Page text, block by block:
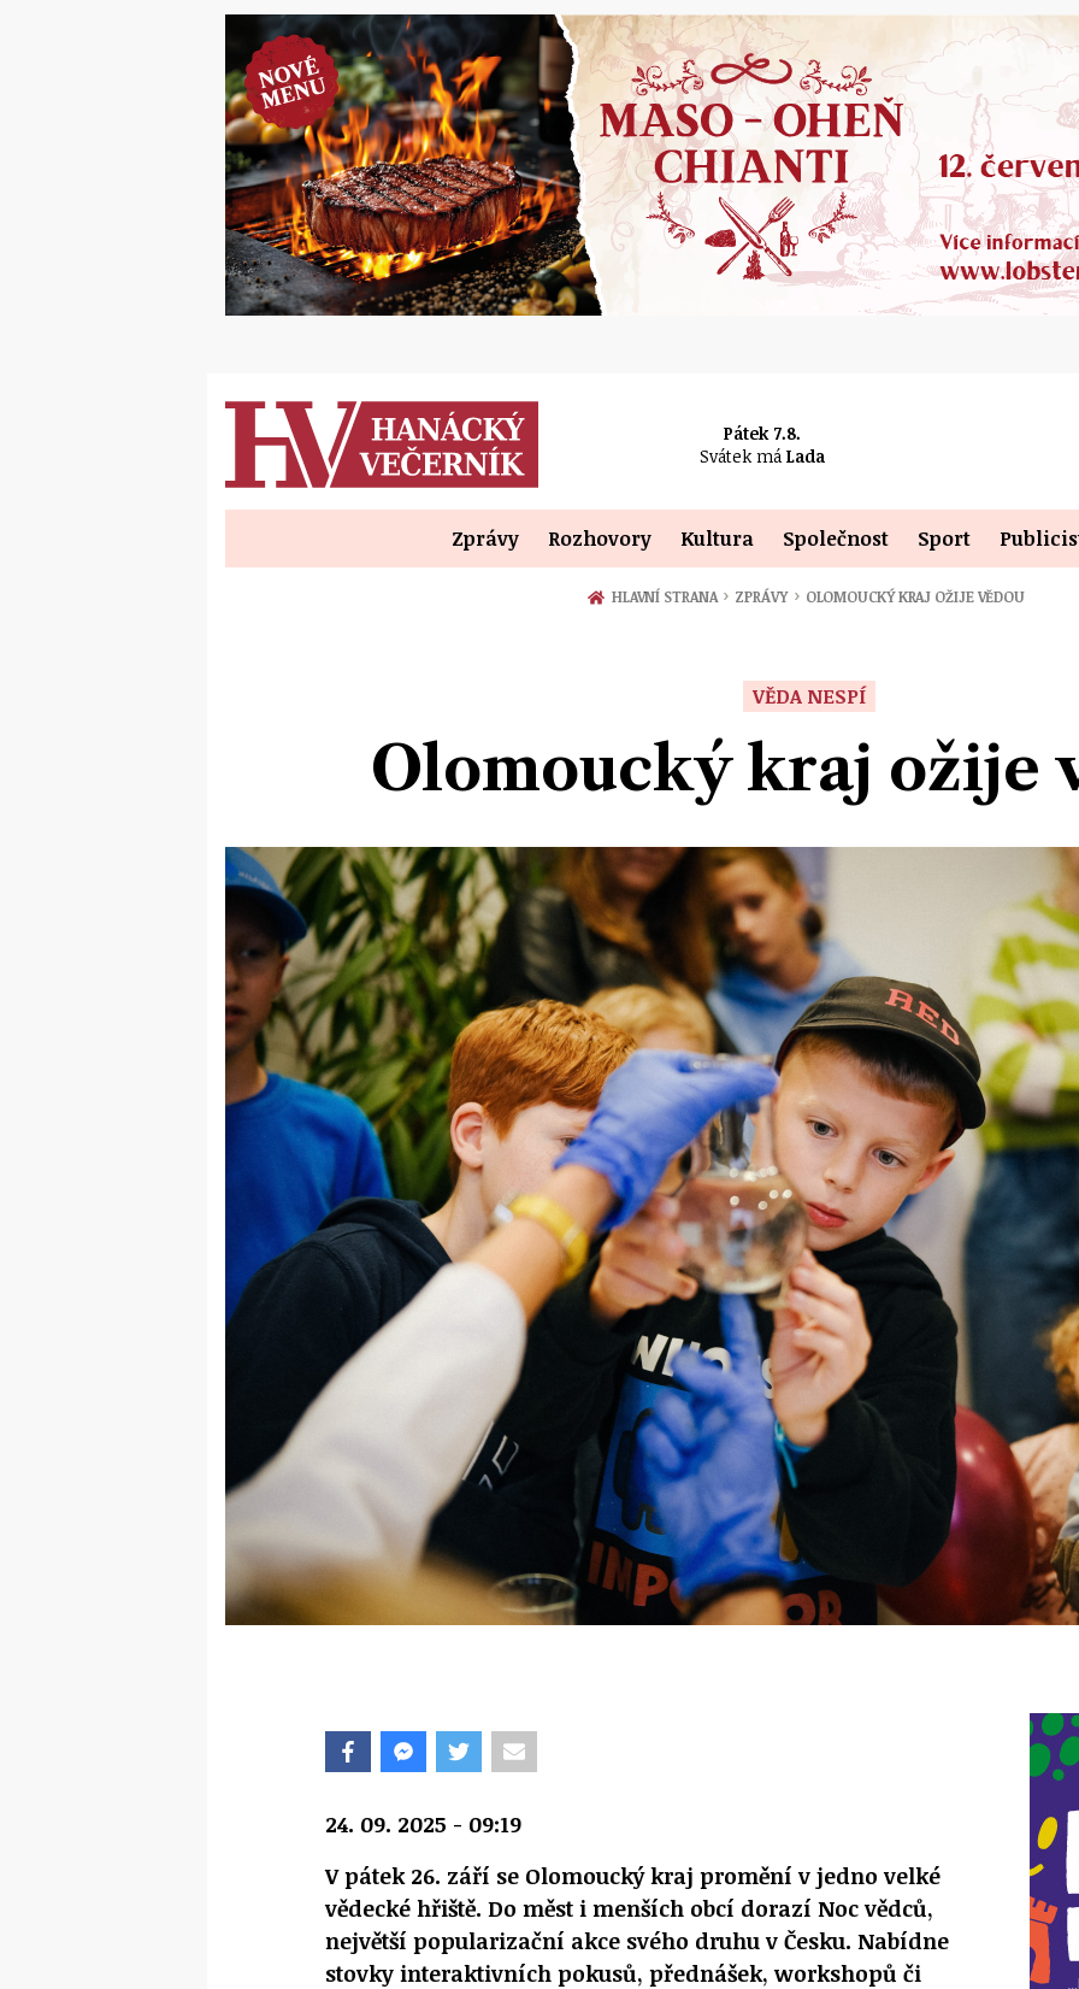
Pátek 7.8.
Svátek má Lada
Zprávy Rozhovory Kultura Společnost Sport
HLAVNÍ STRANA › ZPRÁVY › OLOMOUCKÝ KRAJ OŽIJE VĚDOU
VĚDA NESPÍ
Olomoucký kraj ožije
24. 09. 2025 - 09:19
V pátek 26. září se Olomoucký kraj promění v jedno velké
vědecké hřiště. Do měst i menších obcí dorazí Noc vědců,
největší popularizační akce svého druhu v Česku. Nabídne
stovky interaktivních pokusů, přednášek, workshopů či